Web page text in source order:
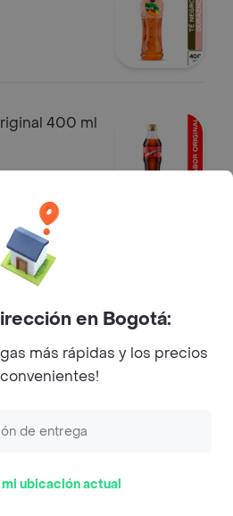
400 ml
400 ml
en Bogotá:
más rápidas y los precios
mi ubicación actual